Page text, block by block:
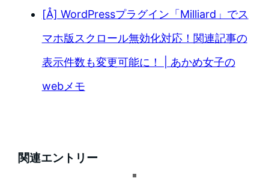
[Å] WordPressプラグイン「Milliard」でス
マホ版スクロール無効化対応！関連記事の
表示件数も変更可能に！ | あかめ女子の
webメモ
関連エントリー